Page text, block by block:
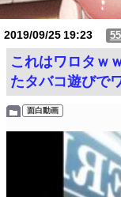
2019/09/2519:23 55
これはワロタｗ
たタバコ遊びで
面白動画